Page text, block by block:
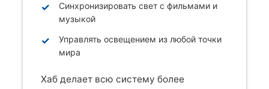
Синхронизировать свет с фильмами и
музыкой
Управлять освещением из любой точки
мира
Хаб делает всю систему более